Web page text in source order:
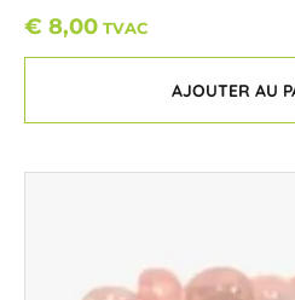
€ 8,00 TVAC
AJOUTER AU